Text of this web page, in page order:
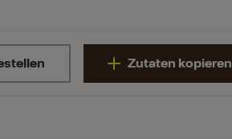
Zutaten kopieren